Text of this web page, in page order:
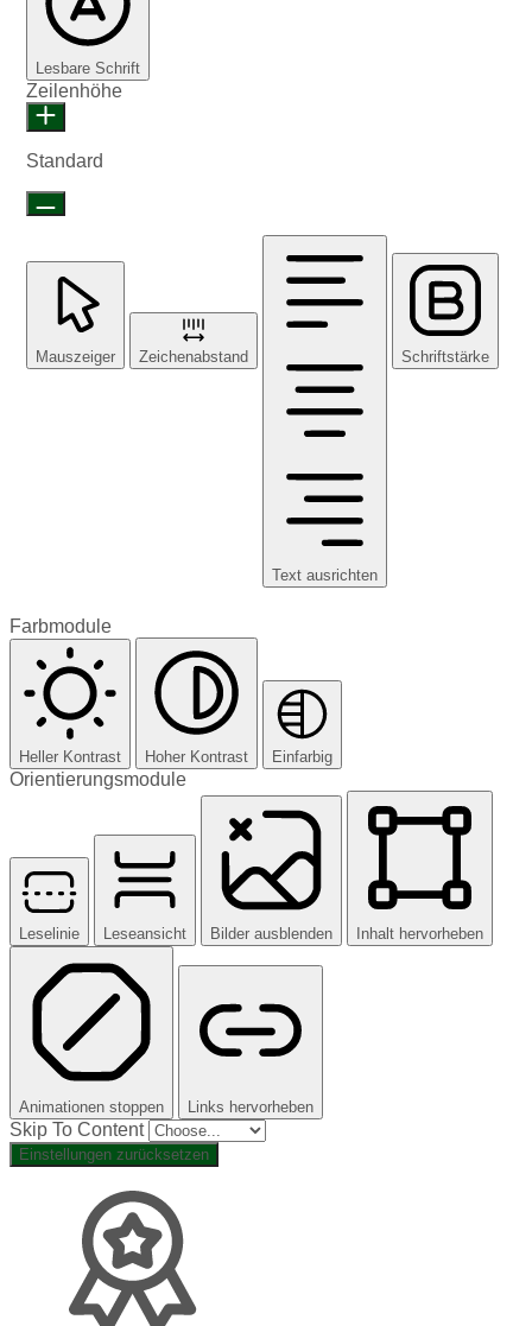
Lesbare Schrift
Zeilenhöhe
Standard
Mauszeiger Zeichenabstand
Text ausrichten
Schriftstärke
Farbmodule
Heller Kontrast Hoher Kontrast Einfarbig
Orientierungsmodule
Leselinie Leseansicht Bilder ausblenden Inhalt hervorheben
Animationen stoppen Links hervorheben
Skip To Content
Einstellungen zurücksetzen